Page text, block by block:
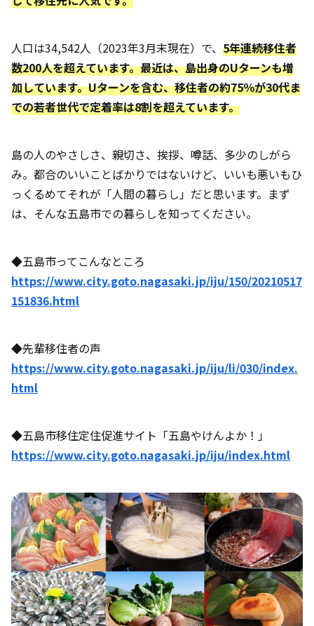
人口は34,542人（2023年3月末現在）で、 5年連続移住者
数200人を超えています。最近は、島出身のUターンも増
加しています。Uターンを含む、移住者の約75％が30代ま
での若者世代で定着率は8割を超えています。
島の人のやさしさ、親切さ、挨拶、噂話、多少のしがら
み。都合のいいことばかりではないけど、いいも悪いもひ
っくるめてそれが「人間の暮らし」だと思います。まず
は、そんな五島市での暮らしを知ってください。
◆五島市ってこんなところ
https://www.city.goto.nagasaki.jp/iju/150/20210517
151836.html
◆先輩移住者の声
https://www.city.goto.nagasaki.jp/iju/li/030/index.
html
◆五島市移住定住促進サイト「五島やけんよか！」
https://www.city.goto.nagasaki.jp/iju/index.html